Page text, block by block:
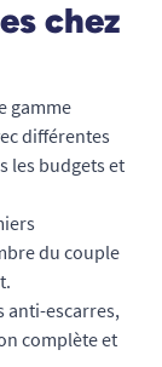
chez
gamme
différentes
les budgets et
du couple
anti-escarres,
complète et